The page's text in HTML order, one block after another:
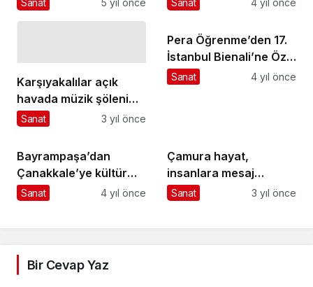
Karşıyakalılar açık
havada müzik şöleni
yaşadı
Sanat 3 yıl önce
Pera Öğrenme’den 17.
İstanbul Bienali’ne Özel
Atölyeler
Sanat 4 yıl önce
Bayrampaşa’dan
Çanakkale’ye kültür
gezileri
Sanat 4 yıl önce
Çamura hayat,
insanlara mesaj
veriyorlar
Sanat 3 yıl önce
Bir Cevap Yaz